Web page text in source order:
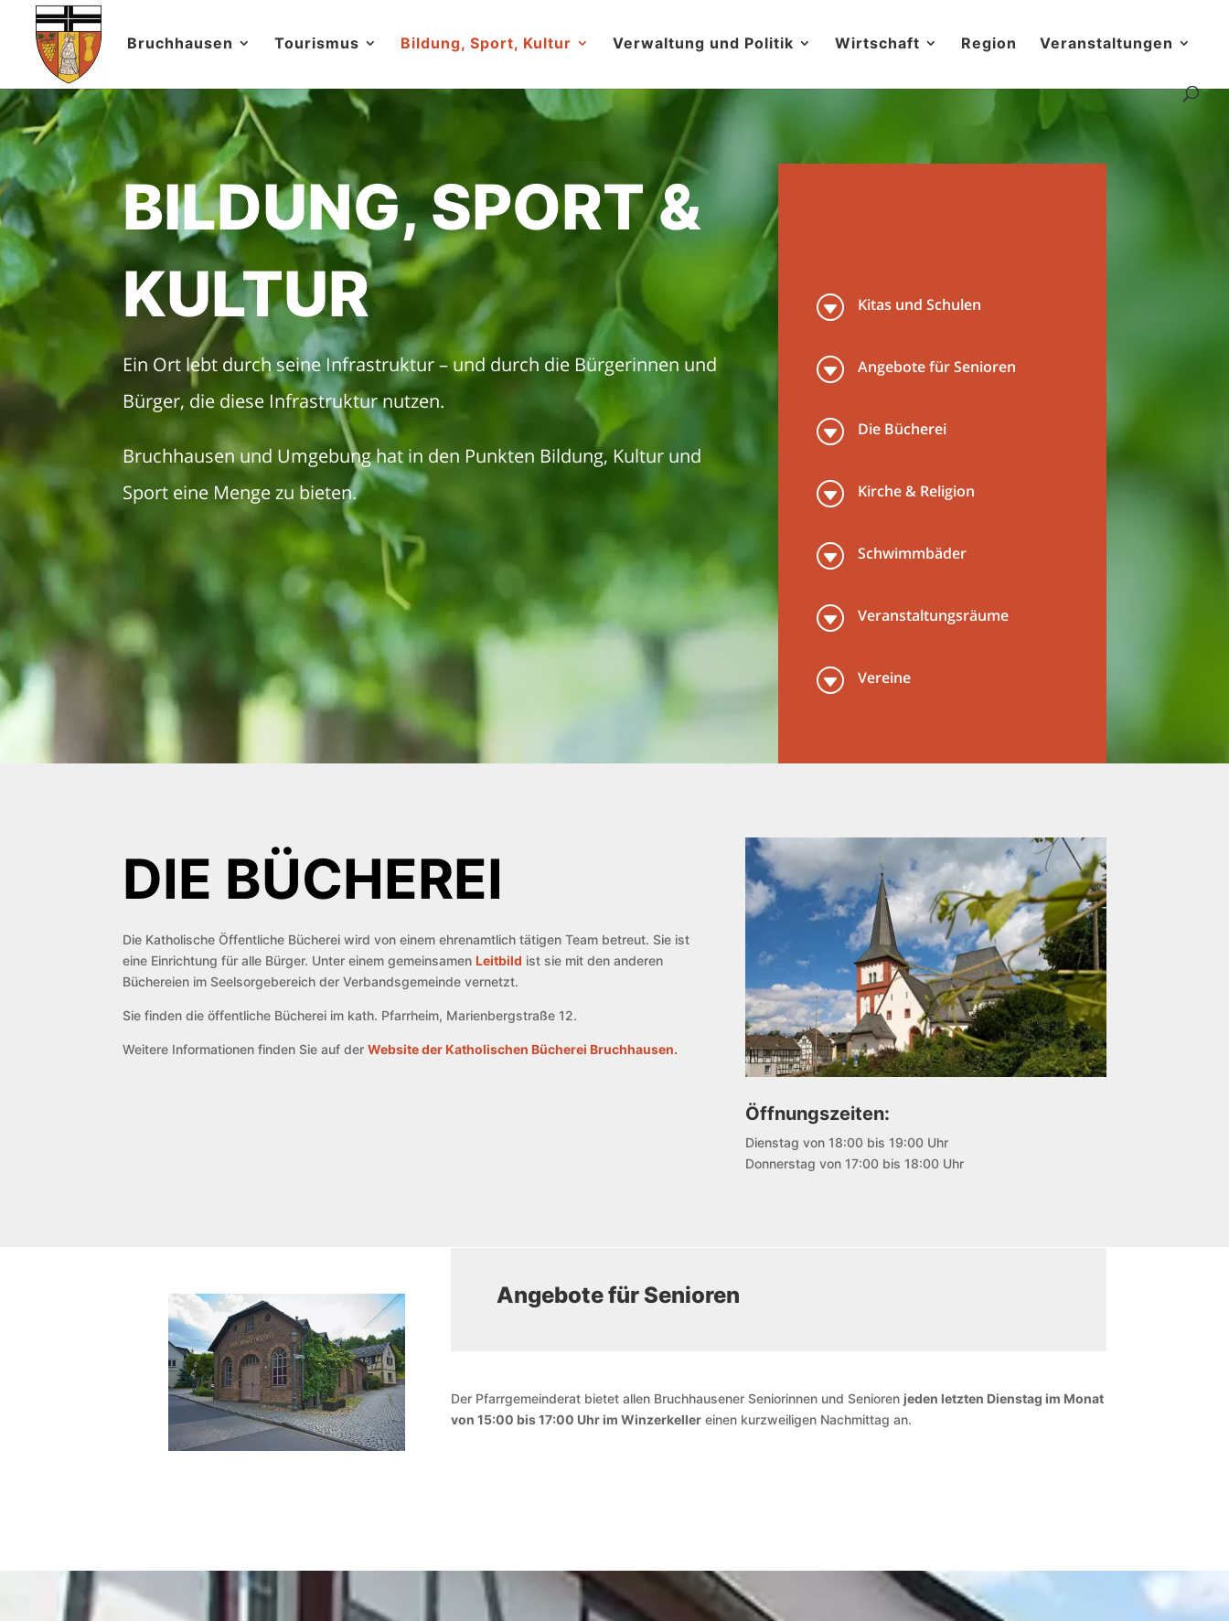
Bruchhausen Tourismus Bildung, Sport, Kultur Verwaltung und Politik Wirtschaft Region Veranstaltungen
BILDUNG, SPORT &
KULTUR
Ein Ort lebt durch seine Infrastruktur – und durch die Bürgerinnen und
Bürger, die diese Infrastruktur nutzen.
Bruchhausen und Umgebung hat in den Punkten Bildung, Kultur und
Sport eine Menge zu bieten.
G Kitas und Schulen
G Angebote für Senioren
G Die Bücherei
G Kirche & Religion
G Schwimmbäder
G Veranstaltungsräume
G Vereine
DIE BÜCHEREI
Die Katholische Öffentliche Bücherei wird von einem ehrenamtlich tätigen Team betreut. Sie ist
eine Einrichtung für alle Bürger. Unter einem gemeinsamenLeitbild ist sie mit den anderen
Büchereien im Seelsorgebereich der Verbandsgemeinde vernetzt.
Sie finden die öffentliche Bücherei im kath. Pfarrheim, Marienbergstraße 12.
Weitere Informationen finden Sie auf derWebsite der Katholischen Bücherei Bruchhausen.
Öffnungszeiten:
Dienstag von 18:00 bis 19:00 Uhr
Donnerstag von 17:00 bis 18:00 Uhr
Angebote für Senioren
Der Pfarrgemeinderat bietet allen Bruchhausener Seniorinnen und Senioren jeden letzten Dienstag im Monat
von 15:00 bis 17:00 Uhr im Winzerkellereinen kurzweiligen Nachmittag an.